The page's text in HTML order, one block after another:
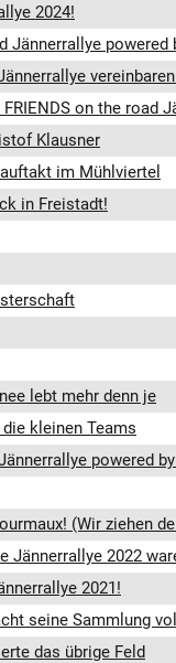
2024!
powered
on the road
Klausner
im Mühlviertel
in Freistadt!
lebt mehr denn je
kleinen Teams
powered
(Wir ziehen
Jännerrallye 2022
2021!
seine Sammlung voll
das übrige Feld